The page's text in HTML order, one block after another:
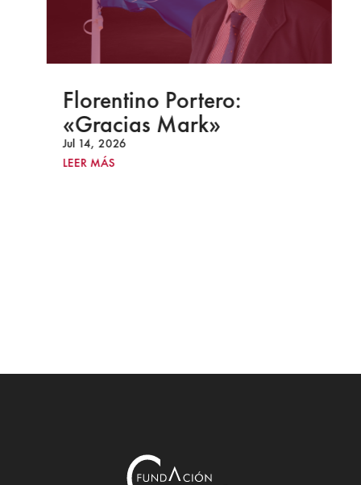
Florentino Portero:
«Gracias Mark»
Jul 14, 2026
LEER MÁS